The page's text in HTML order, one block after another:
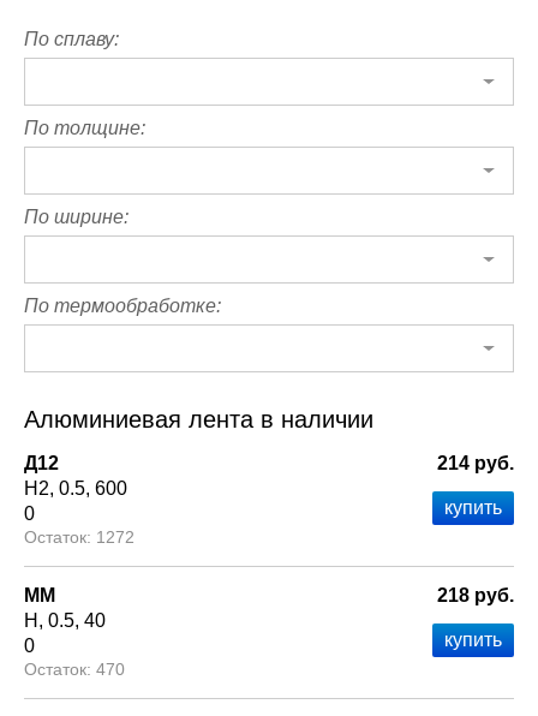
По сплаву:
По толщине:
По ширине:
По термообработке:
Алюминиевая лента в наличии
Д12
Н2 0.5 600
0
1272
214 руб.
ММ
Н
0.5 40
0
470
218 руб.